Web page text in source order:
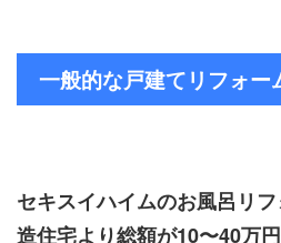
一般的な戸建てリフォー
セキスイハイムのお風呂リ
造住宅より総額が10〜40万